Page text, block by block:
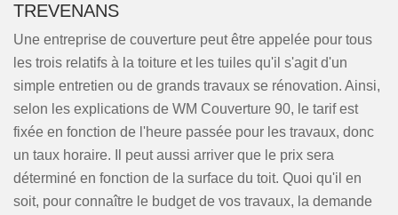
TREVENANS
Une entreprise de couverture peut être appelée pour tous
les trois relatifs à la toiture et les tuiles qu'il s'agit d'un
simple entretien ou de grands travaux se rénovation. Ainsi,
selon les explications de WM Couverture 90, le tarif est
fixée en fonction de l'heure passée pour les travaux, donc
un taux horaire. Il peut aussi arriver que le prix sera
déterminé en fonction de la surface du toit. Quoi qu'il en
soit, pour connaître le budget de vos travaux, la demande